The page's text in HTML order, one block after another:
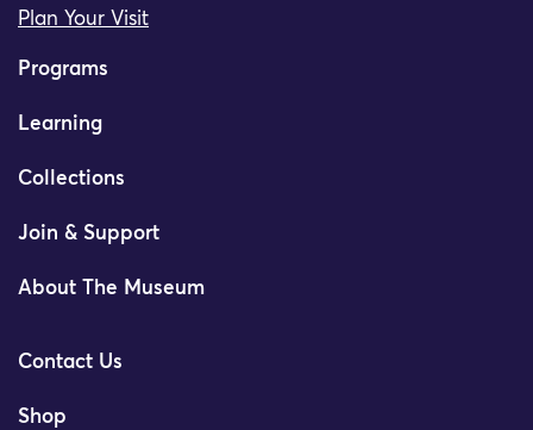
Plan Your Visit
Programs
Learning
Collections
Join & Support
About The Museum
Contact Us
Shop